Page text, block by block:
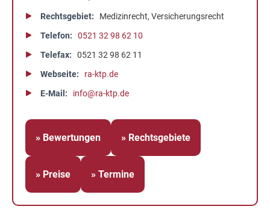
Rechtsgebiet
Medizinrecht, Versicherungsrecht
Telefon
0521 32 98 62 10
Telefax
0521 32 98 62 11
Webseite
ra-ktp.de
E-Mail
info@ra-ktp.de
» Bewertungen » Rechtsgebiete
» Preise » Termine